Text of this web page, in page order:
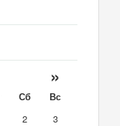
»
Сб
Вс
2
3